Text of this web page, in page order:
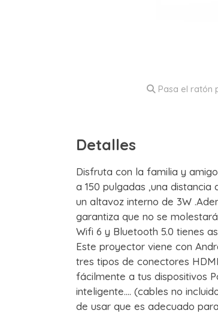
Pasa el ratón
Detalles
Disfruta con la familia y
a 150 pulgadas ,una
un altavoz interno de 3W
garantiza que no se
Wifi 6 y Bluetooth 5.0 tienes
Este proyector viene con
tres tipos de conectores
fácilmente a tus dispositivos
inteligente…. (cables no
de usar que es adecuado